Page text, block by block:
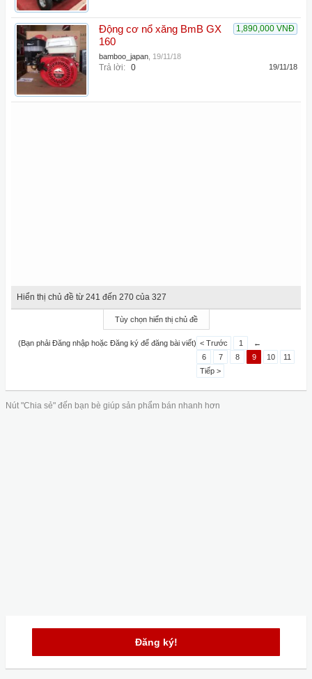
1,890,000 VNĐ
Động cơ nổ xăng BmB GX
160
bamboo_japan 19/11/18
Trả lời: 0 19/11/18
Hiển thị chủ đề từ 241 đến 270 của 327
Tùy chọn hiển thị chủ đề
(Bạn phải Đăng nhập hoặc Đăng ký để đăng bài viết) < Trước 1
←
6
7 8 9 10
11
Tiếp >
Nút "Chia sẻ" đến bạn bè giúp sản phẩm bán nhanh hơn
Đăng ký!